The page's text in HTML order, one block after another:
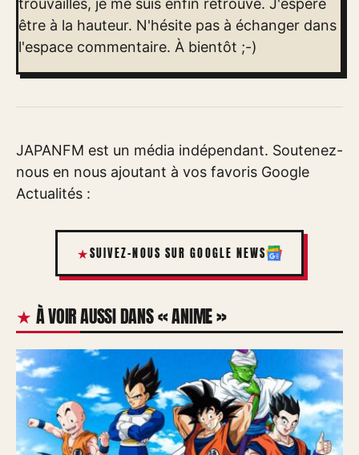
trouvailles, je me suis enfin retrouvé. J'espère
être à la hauteur. N'hésite pas à échanger dans
l'espace commentaire. À bientôt ;-)
JAPANFM est un média indépendant. Soutenez-
nous en nous ajoutant à vos favoris Google
Actualités :
SUIVEZ-NOUS SUR GOOGLE NEWS
À VOIR AUSSI DANS « ANIME »